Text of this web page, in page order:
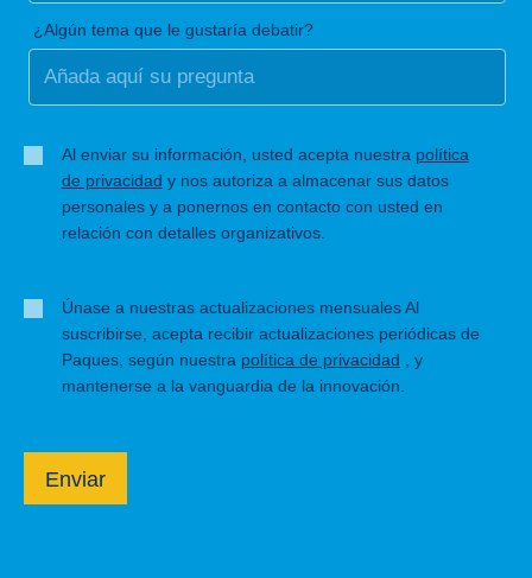
¿Algún tema que le gustaría debatir?
Al enviar su información, usted acepta nuestra política
de privacidad y nos autoriza a almacenar sus datos
personales y a ponernos en contacto con usted en
relación con detalles organizativos.
Únase a nuestras actualizaciones mensuales Al
suscribirse, acepta recibir actualizaciones periódicas de
Paques, según nuestra política de privacidad , y
mantenerse a la vanguardia de la innovación.
Enviar